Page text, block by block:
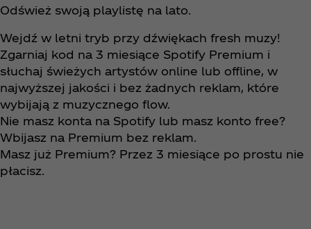
Odśwież swoją playlistę na lato.​
Wejdź w letni tryb przy dźwiękach fresh muzy!
Zgarniaj kod na 3 miesiące Spotify Premium i
słuchaj świeżych artystów online lub offline, w
najwyższej jakości i bez żadnych reklam, które
wybijają z muzycznego flow.​
Nie masz konta na Spotify lub masz konto free?
Wbijasz na Premium bez reklam. ​
Masz już Premium? Przez 3 miesiące po prostu nie
płacisz.